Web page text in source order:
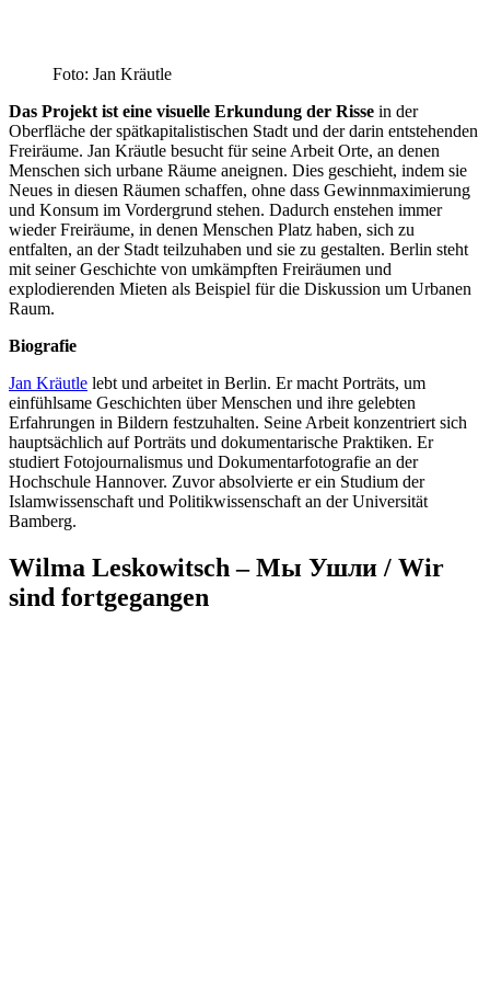
Foto: Jan Kräutle
Das Projekt ist eine visuelle Erkundung der Risse in der
Oberfläche der spätkapitalistischen Stadt und der darin entstehenden
Freiräume. Jan Kräutle besucht für seine Arbeit Orte, an denen
Menschen sich urbane Räume aneignen. Dies geschieht, indem sie
Neues in diesen Räumen schaffen, ohne dass Gewinnmaximierung
und Konsum im Vordergrund stehen. Dadurch enstehen immer
wieder Freiräume, in denen Menschen Platz haben, sich zu
entfalten, an der Stadt teilzuhaben und sie zu gestalten. Berlin steht
mit seiner Geschichte von umkämpften Freiräumen und
explodierenden Mieten als Beispiel für die Diskussion um Urbanen
Raum.
Biografie
Jan Kräutle lebt und arbeitet in Berlin. Er macht Porträts, um
einfühlsame Geschichten über Menschen und ihre gelebten
Erfahrungen in Bildern festzuhalten. Seine Arbeit konzentriert sich
hauptsächlich auf Porträts und dokumentarische Praktiken. Er
studiert Fotojournalismus und Dokumentarfotografie an der
Hochschule Hannover. Zuvor absolvierte er ein Studium der
Islamwissenschaft und Politikwissenschaft an der Universität
Bamberg.
Wilma Leskowitsch – Мы Ушли / Wir
sind fortgegangen